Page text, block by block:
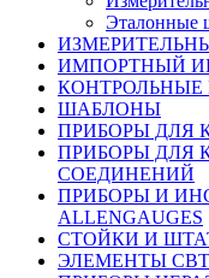
Эталонные
ИМПОРТНЫЙ
ШАБЛОНЫ
ПРИБОРЫ ДЛЯ
ПРИБОРЫ ДЛЯ
СОЕДИНЕНИЙ
ПРИБОРЫ И
ALLENGAUGES
СТОЙКИ И
ЭЛЕМЕНТЫ